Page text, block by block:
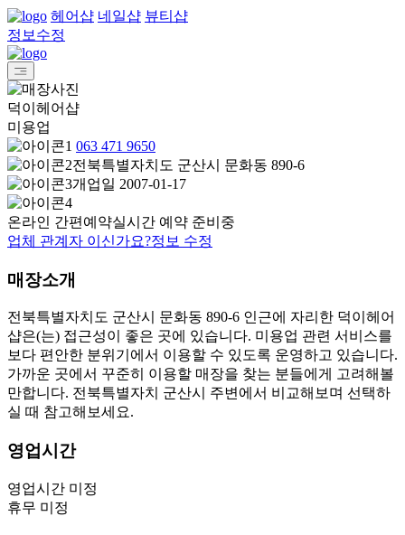
헤어샵 네일샵 뷰티샵
정보수정
덕이헤어샵
미용업
063 471 9650
전북특별자치도 군산시 문화동 890-6
개업일 2007-01-17
온라인 간편예약실시간 예약 준비중
업체 관계자 이신가요?정보 수정
매장소개
전북특별자치도 군산시 문화동 890-6 인근에 자리한 덕이헤어
샵은(는) 접근성이 좋은 곳에 있습니다. 미용업 관련 서비스를
보다 편안한 분위기에서 이용할 수 있도록 운영하고 있습니다.
가까운 곳에서 꾸준히 이용할 매장을 찾는 분들에게 고려해볼
만합니다. 전북특별자치 군산시 주변에서 비교해보며 선택하
실 때 참고해보세요.
영업시간
영업시간 미정
휴무 미정